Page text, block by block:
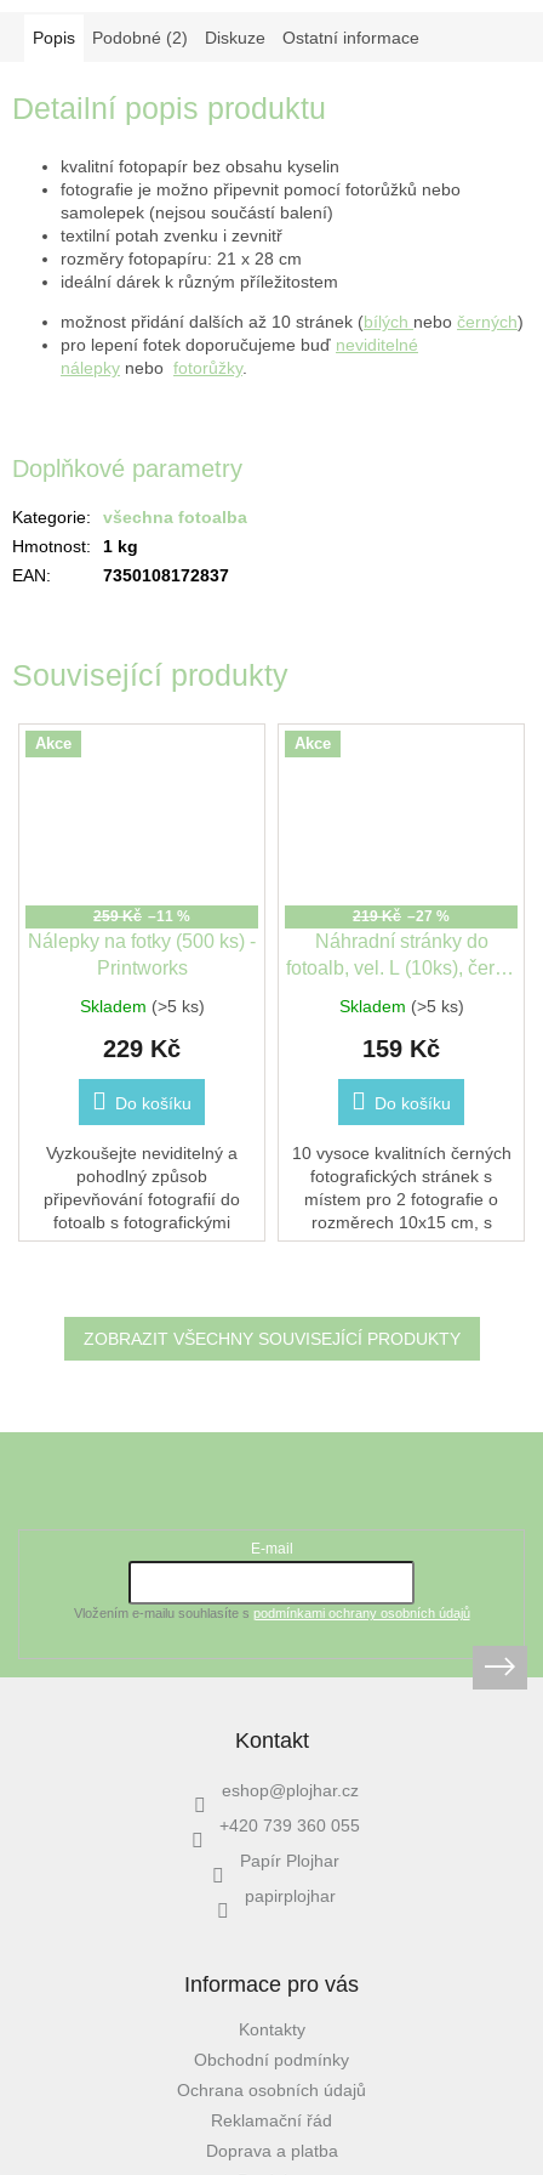
Související produkty
Akce
259 Kč –11 %
Nálepky na fotky (500 ks) -
Printworks
Skladem (>5 ks)
229 Kč
Do košíku
Vyzkoušejte neviditelný a
pohodlný způsob
připevňování fotografií do
fotoalb s fotografickými
nálepkami. Umístěte jednu
Akce
219 Kč –27 %
Náhradní stránky do
fotoalb, vel. L (10ks), černé
Skladem (>5 ks)
159 Kč
Do košíku
10 vysoce kvalitních černých
fotografických stránek s
místem pro 2 fotografie o
rozměrech 10x15 cm, s
dostatkem místa kolem
ZOBRAZIT VŠECHNY SOUVISEJÍCÍ PRODUKTY
Popis Podobné (2) Diskuze Ostatní informace
Detailní popis produktu
kvalitní fotopapír bez obsahu kyselin
fotografie je možno připevnit pomocí fotorůžků nebo
samolepek (nejsou součástí balení)
textilní potah zvenku i zevnitř
rozměry fotopapíru: 21 x 28 cm
ideální dárek k různým příležitostem
možnost přidání dalších až 10 stránek (bílých nebo černých)
pro lepení fotek doporučujeme buď neviditelné
nálepky nebo fotorůžky.
Doplňkové parametry
Kategorie:
všechna fotoalba
Hmotnost:
1 kg
EAN: 7350108172837
E-mail
Vložením e-mailu souhlasíte s podmínkami ochrany osobních údajů
Kontakt
eshop@plojhar.cz
+420 739 360 055
Papír Plojhar
papirplojhar
Informace pro vás
Kontakty
Obchodní podmínky
Ochrana osobních údajů
Reklamační řád
Doprava a platba